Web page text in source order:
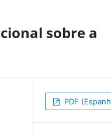
sobre a
PDF